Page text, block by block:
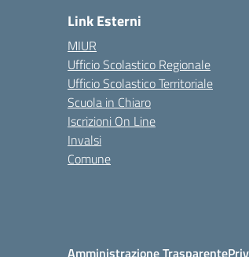
Link Esterni
MIUR
Ufficio Scolastico Regionale
Ufficio Scolastico Territoriale
Scuola in Chiaro
Iscrizioni On Line
Invalsi
Comune
Amministrazione Trasparente